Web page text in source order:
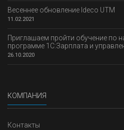
Весеннее обновление Ideco UTM
11.02.2021
Приглашаем пройти обучение по
программе 1С:Зарплата и
26.10.2020
КОМПАНИЯ
Контакты